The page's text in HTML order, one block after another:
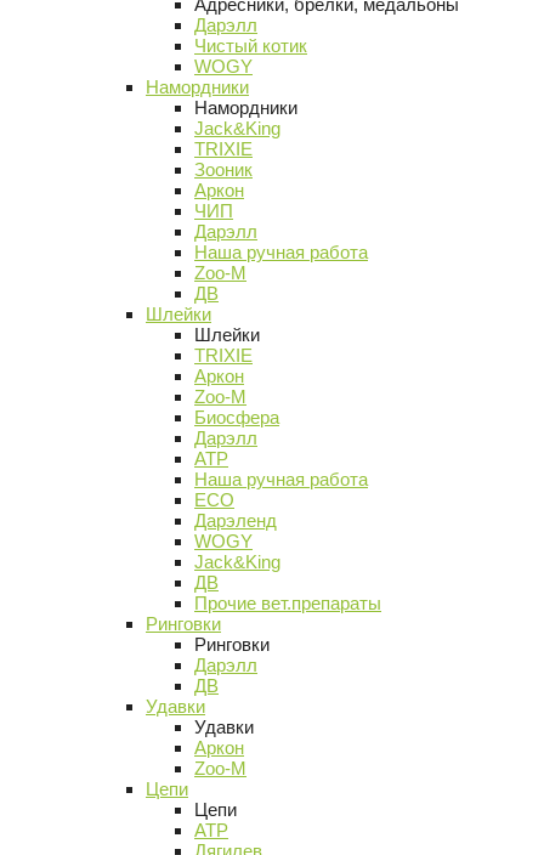
Адресники, брелки, медальоны
Дарэлл
Чистый котик
WOGY
Намордники
Намордники
Jack&King
TRIXIE
Зооник
Аркон
ЧИП
Дарэлл
Наша ручная работа
Zoo-M
ДВ
Шлейки
Шлейки
TRIXIE
Аркон
Zoo-M
Биосфера
Дарэлл
АТР
Наша ручная работа
ECO
Дарэленд
WOGY
Jack&King
ДВ
Прочие вет.препараты
Ринговки
Ринговки
Дарэлл
ДВ
Удавки
Удавки
Аркон
Zoo-M
Цепи
Цепи
АТР
Дягилев